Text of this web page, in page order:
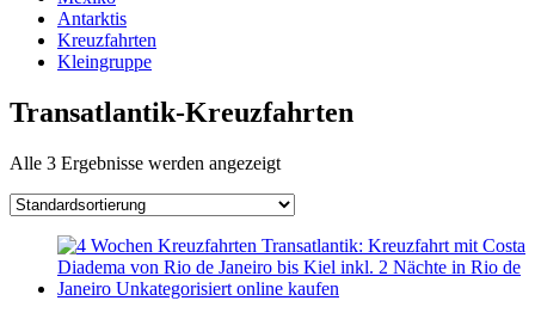
Antarktis
Kreuzfahrten
Kleingruppe
Transatlantik-Kreuzfahrten
Alle 3 Ergebnisse werden angezeigt